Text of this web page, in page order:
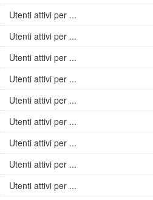
Utenti attivi per ...
Utenti attivi per ...
Utenti attivi per ...
Utenti attivi per ...
Utenti attivi per ...
Utenti attivi per ...
Utenti attivi per ...
Utenti attivi per ...
Utenti attivi per ...